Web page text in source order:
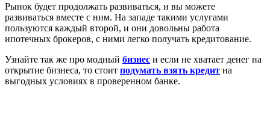
Рынок будет продолжать развиваться, и вы можете
развиваться вместе с ним. На западе такими услугами
пользуются каждый второй, и они довольны работа
ипотечных брокеров, с ними легко получать кредитование.
Узнайте так же про модный бизнес и если не хватает денег на
открытие бизнеса, то стоит подумать взять кредит на
выгодных условиях в проверенном банке.